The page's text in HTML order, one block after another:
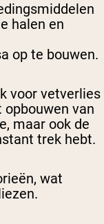
halen en
op te bouwen.
voor vetverlies
van
maar ook de
trek hebt.
wat